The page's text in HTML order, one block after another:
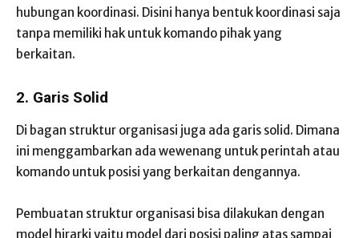
hubungan koordinasi. Disini hanya bentuk koordinasi saja
tanpa memiliki hak untuk komando pihak yang
berkaitan.
2. Garis Solid
Di bagan struktur organisasi juga ada garis solid. Dimana
ini menggambarkan ada wewenang untuk perintah atau
komando untuk posisi yang berkaitan dengannya.
Pembuatan struktur organisasi bisa dilakukan dengan
model hirarki yaitu model dari posisi paling atas sampai